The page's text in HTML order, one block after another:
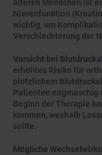
älteren Menschen ist
Nierenfunktion
wichtig, um
Verschlechterung der
Vorsicht bei
erhöhtes Risiko für
plötzlichem
Patienten engmaschig
Beginn der Therapie
kommen, weshalb
sollte.
Mögliche